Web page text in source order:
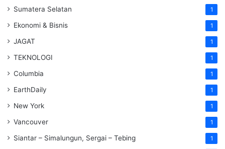
Sumatera Selatan 1
Ekonomi & Bisnis 1
JAGAT 1
TEKNOLOGI 1
Columbia 1
EarthDaily 1
New York 1
Vancouver 1
Siantar – Simalungun, Sergai – Tebing 1